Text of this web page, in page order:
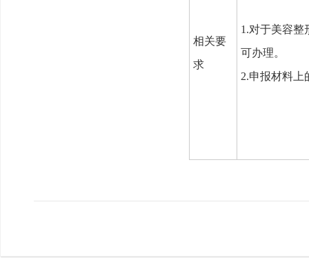
相关要
求
1.对于美容整
可办理。
2.申报材料上